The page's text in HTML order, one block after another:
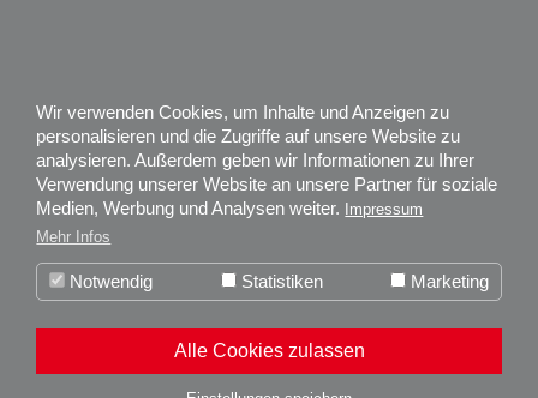
Wir verwenden Cookies, um Inhalte und Anzeigen zu
personalisieren und die Zugriffe auf unsere Website zu
analysieren. Außerdem geben wir Informationen zu Ihrer
Verwendung unserer Website an unsere Partner für soziale
Medien, Werbung und Analysen weiter.
Impressum
Mehr Infos
Notwendig Statistiken Marketing
Alle Cookies zulassen
Datenschutz
Karriere
Über uns
Zertifizierungen
News
Weitere Informationen über unseren
Kundenservice + 49 (0) 74 77 92 75 - 0
boso-Bilddatenbank